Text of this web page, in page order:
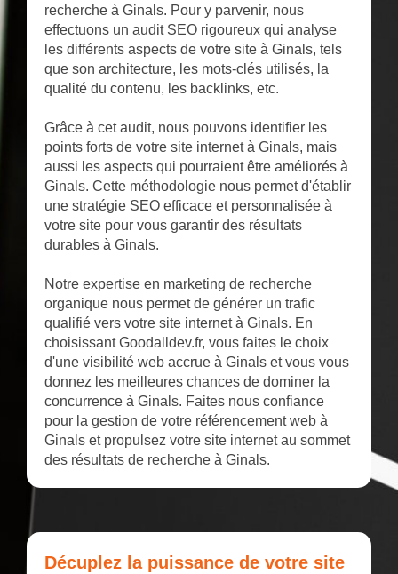
recherche à Ginals. Pour y parvenir, nous
effectuons un audit SEO rigoureux qui analyse
les différents aspects de votre site à Ginals, tels
que son architecture, les mots-clés utilisés, la
qualité du contenu, les backlinks, etc.
Grâce à cet audit, nous pouvons identifier les
points forts de votre site internet à Ginals, mais
aussi les aspects qui pourraient être améliorés à
Ginals. Cette méthodologie nous permet d'établir
une stratégie SEO efficace et personnalisée à
votre site pour vous garantir des résultats
durables à Ginals.
Notre expertise en marketing de recherche
organique nous permet de générer un trafic
qualifié vers votre site internet à Ginals. En
choisissant Goodalldev.fr, vous faites le choix
d'une visibilité web accrue à Ginals et vous vous
donnez les meilleures chances de dominer la
concurrence à Ginals. Faites nous confiance
pour la gestion de votre référencement web à
Ginals et propulsez votre site internet au sommet
des résultats de recherche à Ginals.
Décuplez la puissance de votre site